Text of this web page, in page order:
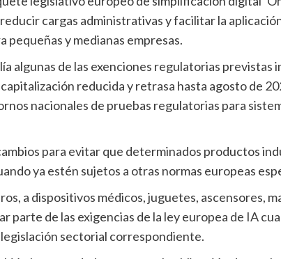
cargas administrativas y facilitar la
y medianas empresas.
reducida y retrasa hasta agosto de
nacionales de pruebas regulatorias para
ya estén sujetos a otras normas europeas
parte de las exigencias de la ley europea de IA
sectorial correspondiente.